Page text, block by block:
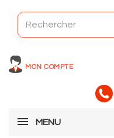
MON COMPTE
MENU